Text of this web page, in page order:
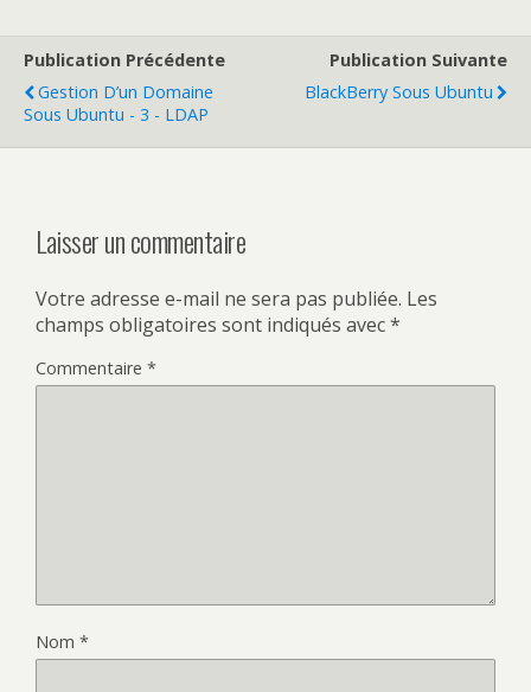
Publication Précédente
Gestion D’un Domaine
Sous Ubuntu - 3 - LDAP
Publication Suivante
BlackBerry Sous Ubuntu
Laisser un commentaire
Votre adresse e-mail ne sera pas publiée. Les
champs obligatoires sont indiqués avec*
Commentaire *
Nom *